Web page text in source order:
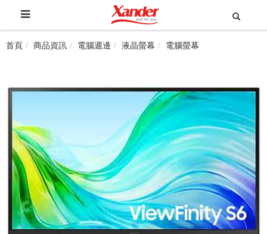
首頁 商品資訊 電腦週邊 液晶螢幕 電腦螢幕